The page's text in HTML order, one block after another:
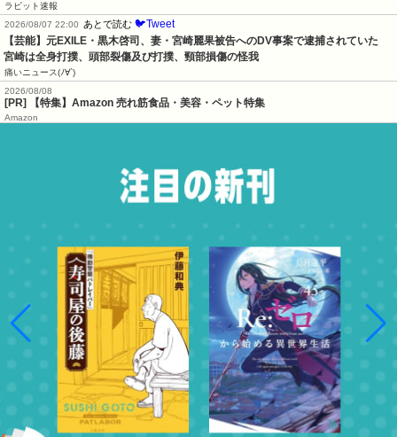
ラビット速報
2026/08/07 22:00
あとで読む 🐦Tweet
【芸能】元EXILE・黒木啓司、妻・宮崎麗果被告へのDV事案で逮捕されていた
宮崎は全身打撲、頭部裂傷及び打撲、頸部損傷の怪我
痛いニュース(ﾉ∀`)
2026/08/08
[PR] 【特集】Amazon 売れ筋食品・美容・ペット特集
Amazon